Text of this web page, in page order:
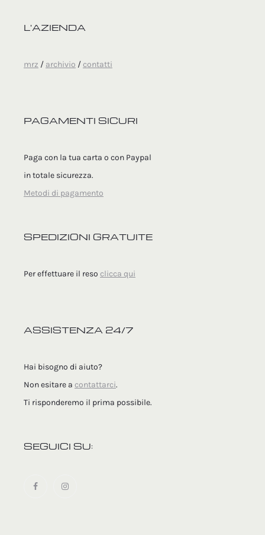
L'AZIENDA
mrz / archivio /contatti
PAGAMENTI SICURI
Paga con la tua carta o con Paypal
in totale sicurezza.
Metodi di pagamento
SPEDIZIONI GRATUITE
Per effettuare il reso clicca qui
ASSISTENZA 24/7
Hai bisogno di aiuto?
Non esitare a contattarci.
Ti risponderemo il prima possibile.
SEGUICI SU: